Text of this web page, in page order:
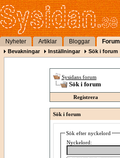
Nyheter Artiklar Bloggar Forum
Bevakningar Inställningar Sök i forum
Sysidans forum
Sök i forum
Registrera
Sök i forum
Sök efter nyckelord
Nyckelord: